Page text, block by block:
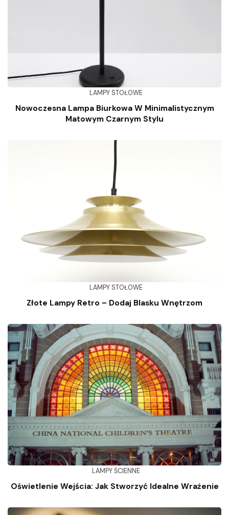
LAMPY STOŁOWE
Nowoczesna Lampa Biurkowa W Minimalistycznym
Matowym Czarnym Stylu
LAMPY STOŁOWE
Złote Lampy Retro – Dodaj Blasku Wnętrzom
LAMPY ŚCIENNE
Oświetlenie Wejścia: Jak Stworzyć Idealne Wrażenie